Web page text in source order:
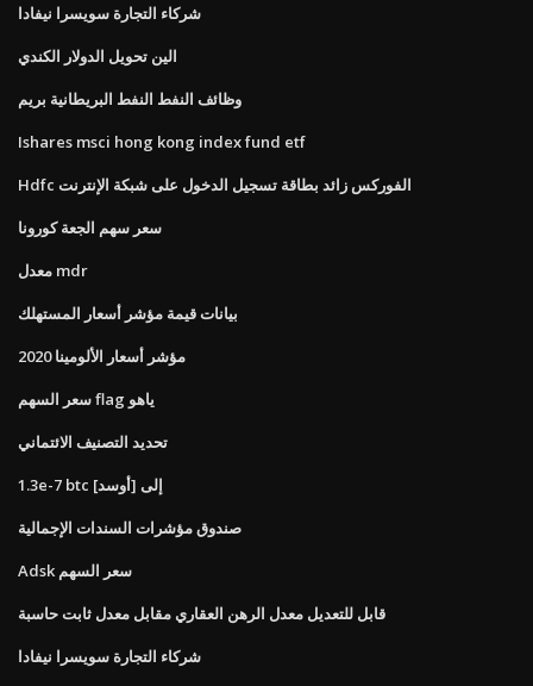
شركاء التجارة سويسرا نيفادا
الين تحويل الدولار الكندي
وظائف النفط النفط البريطانية بريم
Ishares msci hong kong index fund etf
Hdfc الفوركس زائد بطاقة تسجيل الدخول على شبكة الإنترنت
سعر سهم الجعة كورونا
معدل mdr
بيانات قيمة مؤشر أسعار المستهلك
مؤشر أسعار الألومينا 2020
سعر السهم flag ياهو
تحديد التصنيف الائتماني
1.3e-7 btc إلى [أوسد]
صندوق مؤشرات السندات الإجمالية
Adsk سعر السهم
قابل للتعديل معدل الرهن العقاري مقابل معدل ثابت حاسبة
شركاء التجارة سويسرا نيفادا